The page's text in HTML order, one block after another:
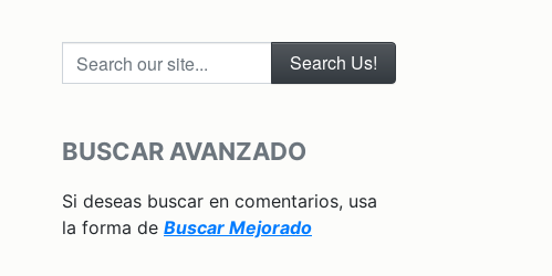
Search our site...
BUSCAR AVANZADO
Si deseas buscar en comentarios, usa
la forma de Buscar Mejorado